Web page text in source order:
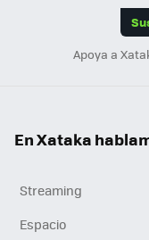
Apoya a
En Xataka
Streaming
Espacio